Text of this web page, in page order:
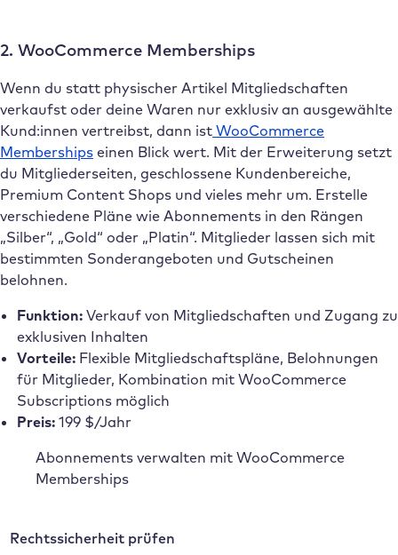
2. WooCommerce Memberships
Wenn du statt physischer Artikel Mitgliedschaften
verkaufst oder deine Waren nur exklusiv an ausgewählte
Kund:innen vertreibst, dann ist WooCommerce
Memberships einen Blick wert. Mit der Erweiterung setzt
du Mitgliederseiten, geschlossene Kundenbereiche,
Premium Content Shops und vieles mehr um. Erstelle
verschiedene Pläne wie Abonnements in den Rängen
„Silber“, „Gold“ oder „Platin“. Mitglieder lassen sich mit
bestimmten Sonderangeboten und Gutscheinen
belohnen.
Funktion:Verkauf von Mitgliedschaften und Zugang zu
exklusiven Inhalten
Vorteile:Flexible Mitgliedschaftspläne, Belohnungen
für Mitglieder, Kombination mit WooCommerce
Subscriptions möglich
Preis:199 $/Jahr
Abonnements verwalten mit WooCommerce
Memberships
Rechtssicherheit prüfen